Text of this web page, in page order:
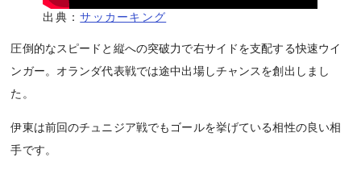
出典：サッカーキング
圧倒的なスピードと縦への突破力で右サイドを支配する快速ウイ
ンガー。オランダ代表戦では途中出場しチャンスを創出しまし
た。
伊東は前回のチュニジア戦でもゴールを挙げている相性の良い相
手です。